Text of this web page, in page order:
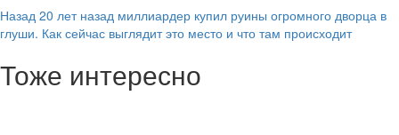
Навигация
записи
Назад 20 лет назад миллиардер купил руины огромного дворца в
глуши. Как сейчас выглядит это место и что там происходит
Тоже интересно